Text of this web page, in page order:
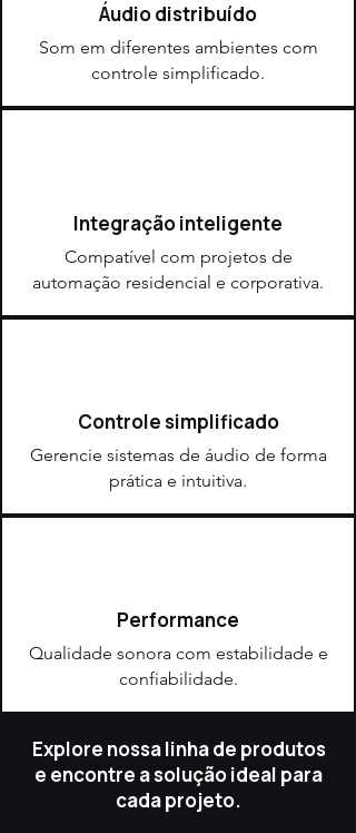
Áudio distribuído
Som em diferentes ambientes com
controle simplificado.
Integração inteligente
Compatível com projetos de
automação residencial e corporativa.
Controle simplificado
Gerencie sistemas de áudio de forma
prática e intuitiva.
Performance
Qualidade sonora com estabilidade e
confiabilidade.
Explore nossa linha de produtos
e encontre a solução ideal para
cada projeto.